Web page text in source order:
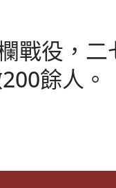
戰役，
餘人。